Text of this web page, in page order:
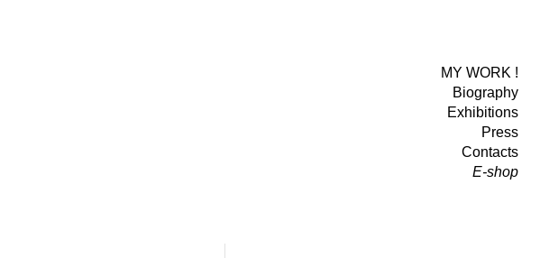
MY WORK !
Biography
Exhibitions
Press
Contacts
E-shop